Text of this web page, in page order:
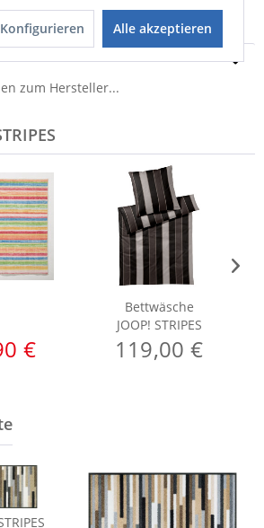
zum Versand...
zum Hersteller...
€
Bettwäsche
JOOP! STRIPES
119,00 €
Konfigurieren Alle akzeptieren